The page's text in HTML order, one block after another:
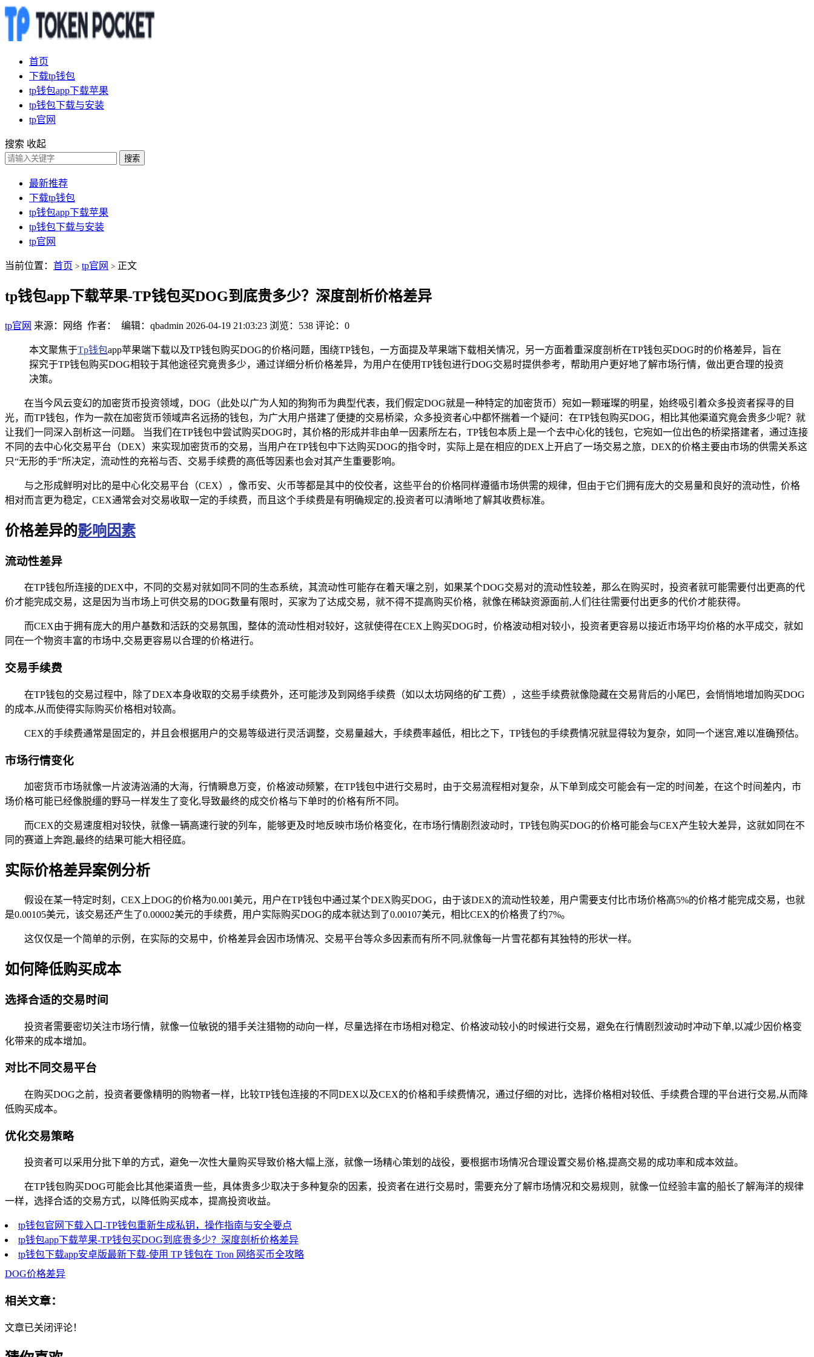
首页
下载tp钱包
tp钱包app下载苹果
tp钱包下载与安装
tp官网
搜索 收起
搜索
最新推荐
下载tp钱包
tp钱包app下载苹果
tp钱包下载与安装
tp官网
当前位置： 首页 > tp官网 > 正文
tp钱包app下载苹果-TP钱包买DOG到底贵多少？深度剖析价格差异
tp官网 来源：网络 作者： 编辑：qbadmin 2026-04-19 21:03:23 浏览：538 评论：0
本文聚焦于Tp钱包app苹果端下载以及TP钱包购买DOG的价格问题，围绕TP钱包，一方面提及苹果端下载相关情况，另一方面着重深度剖析在TP钱包买DOG时的价格差异，旨在
探究于TP钱包购买DOG相较于其他途径究竟贵多少，通过详细分析价格差异，为用户在使用TP钱包进行DOG交易时提供参考，帮助用户更好地了解市场行情，做出更合理的投资
决策。
在当今风云变幻的加密货币投资领域，DOG（此处以广为人知的狗狗币为典型代表，我们假定DOG就是一种特定的加密货币）宛如一颗璀璨的明星，始终吸引着众多投资者探寻的目
光，而TP钱包，作为一款在加密货币领域声名远扬的钱包，为广大用户搭建了便捷的交易桥梁，众多投资者心中都怀揣着一个疑问：在TP钱包购买DOG，相比其他渠道究竟会贵多少呢？就
让我们一同深入剖析这一问题。 当我们在TP钱包中尝试购买DOG时，其价格的形成并非由单一因素所左右，TP钱包本质上是一个去中心化的钱包，它宛如一位出色的桥梁搭建者，通过连接
不同的去中心化交易平台（DEX）来实现加密货币的交易，当用户在TP钱包中下达购买DOG的指令时，实际上是在相应的DEX上开启了一场交易之旅，DEX的价格主要由市场的供需关系这
只“无形的手”所决定，流动性的充裕与否、交易手续费的高低等因素也会对其产生重要影响。
与之形成鲜明对比的是中心化交易平台（CEX），像币安、火币等都是其中的佼佼者，这些平台的价格同样遵循市场供需的规律，但由于它们拥有庞大的交易量和良好的流动性，价格
相对而言更为稳定，CEX通常会对交易收取一定的手续费，而且这个手续费是有明确规定的,投资者可以清晰地了解其收费标准。
价格差异的影响因素
流动性差异
在TP钱包所连接的DEX中，不同的交易对就如同不同的生态系统，其流动性可能存在着天壤之别，如果某个DOG交易对的流动性较差，那么在购买时，投资者就可能需要付出更高的代
价才能完成交易，这是因为当市场上可供交易的DOG数量有限时，买家为了达成交易，就不得不提高购买价格，就像在稀缺资源面前,人们往往需要付出更多的代价才能获得。
而CEX由于拥有庞大的用户基数和活跃的交易氛围，整体的流动性相对较好，这就使得在CEX上购买DOG时，价格波动相对较小，投资者更容易以接近市场平均价格的水平成交，就如
同在一个物资丰富的市场中,交易更容易以合理的价格进行。
交易手续费
在TP钱包的交易过程中，除了DEX本身收取的交易手续费外，还可能涉及到网络手续费（如以太坊网络的矿工费），这些手续费就像隐藏在交易背后的小尾巴，会悄悄地增加购买DOG
的成本,从而使得实际购买价格相对较高。
CEX的手续费通常是固定的，并且会根据用户的交易等级进行灵活调整，交易量越大，手续费率越低，相比之下，TP钱包的手续费情况就显得较为复杂，如同一个迷宫,难以准确预估。
市场行情变化
加密货币市场就像一片波涛汹涌的大海，行情瞬息万变，价格波动频繁，在TP钱包中进行交易时，由于交易流程相对复杂，从下单到成交可能会有一定的时间差，在这个时间差内，市
场价格可能已经像脱缰的野马一样发生了变化,导致最终的成交价格与下单时的价格有所不同。
而CEX的交易速度相对较快，就像一辆高速行驶的列车，能够更及时地反映市场价格变化，在市场行情剧烈波动时，TP钱包购买DOG的价格可能会与CEX产生较大差异，这就如同在不
同的赛道上奔跑,最终的结果可能大相径庭。
实际价格差异案例分析
假设在某一特定时刻，CEX上DOG的价格为0.001美元，用户在TP钱包中通过某个DEX购买DOG，由于该DEX的流动性较差，用户需要支付比市场价格高5%的价格才能完成交易，也就
是0.00105美元，该交易还产生了0.00002美元的手续费，用户实际购买DOG的成本就达到了0.00107美元，相比CEX的价格贵了约7%。
这仅仅是一个简单的示例，在实际的交易中，价格差异会因市场情况、交易平台等众多因素而有所不同,就像每一片雪花都有其独特的形状一样。
如何降低购买成本
选择合适的交易时间
投资者需要密切关注市场行情，就像一位敏锐的猎手关注猎物的动向一样，尽量选择在市场相对稳定、价格波动较小的时候进行交易，避免在行情剧烈波动时冲动下单,以减少因价格变
化带来的成本增加。
对比不同交易平台
在购买DOG之前，投资者要像精明的购物者一样，比较TP钱包连接的不同DEX以及CEX的价格和手续费情况，通过仔细的对比，选择价格相对较低、手续费合理的平台进行交易,从而降
低购买成本。
优化交易策略
投资者可以采用分批下单的方式，避免一次性大量购买导致价格大幅上涨，就像一场精心策划的战役，要根据市场情况合理设置交易价格,提高交易的成功率和成本效益。
在TP钱包购买DOG可能会比其他渠道贵一些，具体贵多少取决于多种复杂的因素，投资者在进行交易时，需要充分了解市场情况和交易规则，就像一位经验丰富的船长了解海洋的规律
一样，选择合适的交易方式，以降低购买成本，提高投资收益。
tp钱包官网下载入口-TP钱包重新生成私钥，操作指南与安全要点
tp钱包app下载苹果-TP钱包买DOG到底贵多少？深度剖析价格差异
tp钱包下载app安卓版最新下载-使用 TP 钱包在 Tron 网络买币全攻略
DOG价格差异
相关文章：
文章已关闭评论！